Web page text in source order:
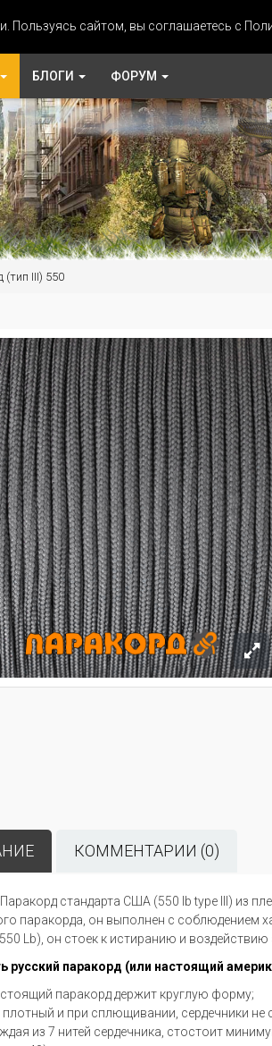
сайтом, вы соглашаетесь с
БЛОГИ ФОРУМ
(тип III) 550
КОММЕНТАРИИ (0)
стандарта США (550 lb type III) из
паракорда, он выполнен с соблюдением
Lb), он стоек к истиранию и воздействию
русский паракорд (или настоящий
паракорд держит круглую форму;
и при сплющивании, сердечники не
из 7 нитей сердечника, стостоит